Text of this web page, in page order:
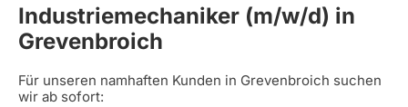
Industriemechaniker (m/w/d) in
Grevenbroich
Für unseren namhaften Kunden in Grevenbroich suchen
wir ab sofort: